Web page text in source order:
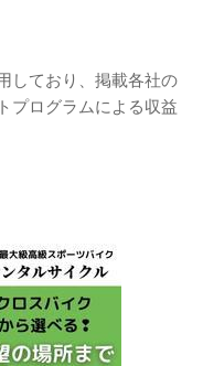
しており、掲載各社の
プログラムによる収益